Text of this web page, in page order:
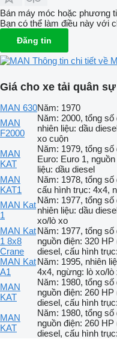
Bán máy móc hoặc phương
Bạn có thể làm điều này với
Đăng tin
Thông tin chi tiết về
Giá cho xe tải quân sự
MAN 630Năm: 1970
MAN
F2000
Năm: 2000, tổng
nhiên liệu: dầu
xo cuộn
MAN
KAT
Năm: 1979, tổng
Euro: Euro 1,
liệu: dầu diesel
MAN
KAT1
Năm: 1978, tổng
cấu hình trục: 4x4,
MAN Kat
1
Năm: 1977, tổng
nhiên liệu: dầu
xo/lò xo
MAN Kat
1 8x8
Crane
Năm: 1977, tổng
nguồn điện: 320
diesel, cấu hình
MAN Kat
A1
Năm: 1995, nhiên
4x4, ngừng: lò xo/lò
MAN
KAT
Năm: 1980, tổng
nguồn điện: 260
diesel, cấu hình
MAN
KAT
Năm: 1980, tổng
nguồn điện: 260
diesel, cấu hình